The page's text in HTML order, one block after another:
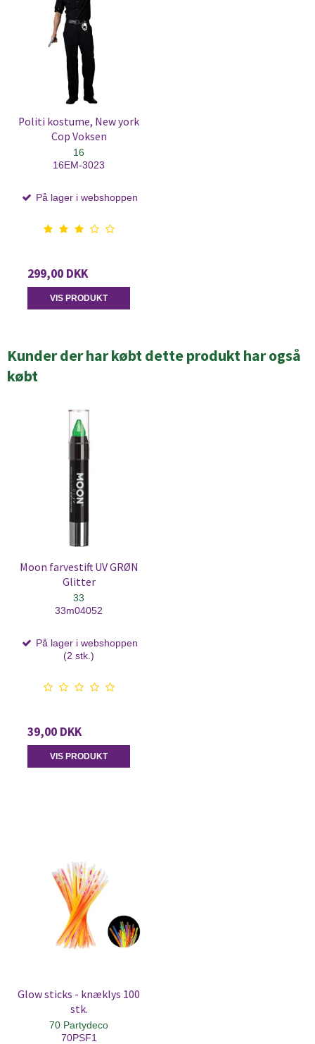
Politi kostume, New york
Cop Voksen
16
16EM-3023
På lager i webshoppen
299,00 DKK
VIS PRODUKT
Kunder der har købt dette produkt har også
købt
Moon farvestift UV GRØN
Glitter
33
33m04052
På lager i webshoppen
(2 stk.)
39,00 DKK
VIS PRODUKT
Glow sticks - knæklys 100
stk.
70 Partydeco
70PSF1